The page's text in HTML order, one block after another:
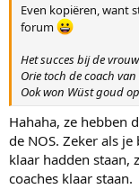
Even kopiëren, want
forum
Het succes bij de
Orie toch de coach
Ook won Wüst goud
Hahaha, ze hebben
de NOS. Zeker als
klaar hadden staan,
coaches klaar staan.